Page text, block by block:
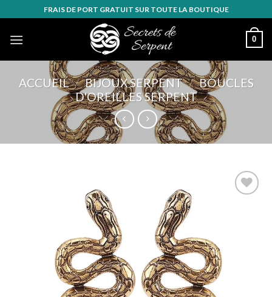
to
content
FRAIS DE PORT GRATUIT SUR TOUTE LA BOUTIQUE
0
ACCUEIL / BIJOUX SERPENT / BOUCLES
D'OREILLES SERPENT